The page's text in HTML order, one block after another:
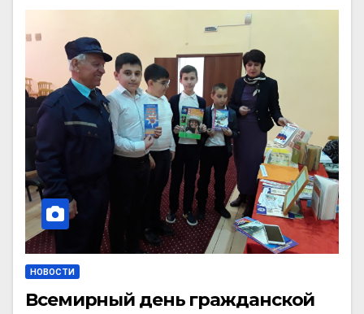
НОВОСТИ
Всемирный день гражданской